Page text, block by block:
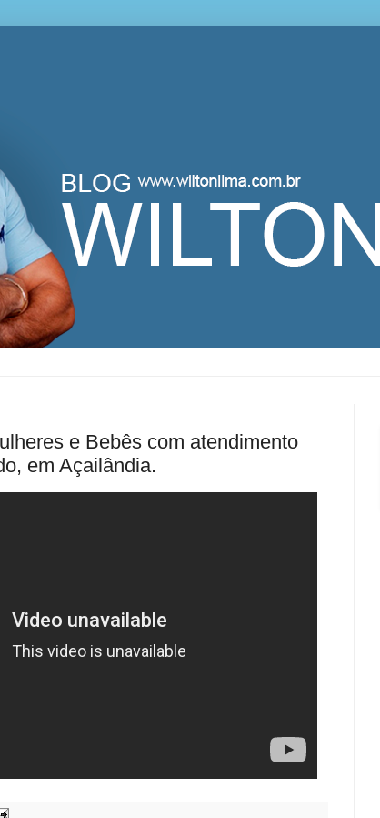
Lima
e Bebês com atendimento
em Açailândia.